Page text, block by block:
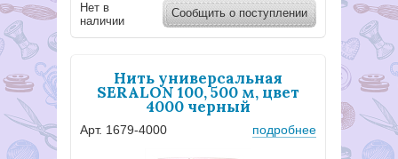
Нет в
наличии
Сообщить о поступлении
Нить универсальная
SERALON 100, 500 м, цвет
4000 черный
Арт. 1679-4000 подробнее